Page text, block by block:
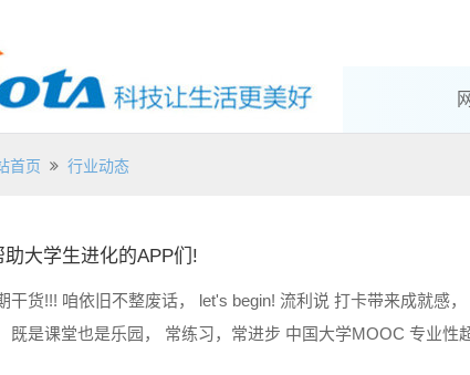
首页 行业动态
助大学生进化的APP们!
干货!!! 咱依旧不整废话， let's begin! 流利说 打卡带来成就感
既是课堂也是乐园， 常练习，常进步 中国大学MOOC 专业